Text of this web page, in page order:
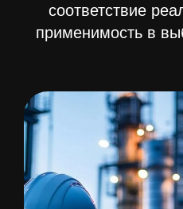
соответствие
применимость в